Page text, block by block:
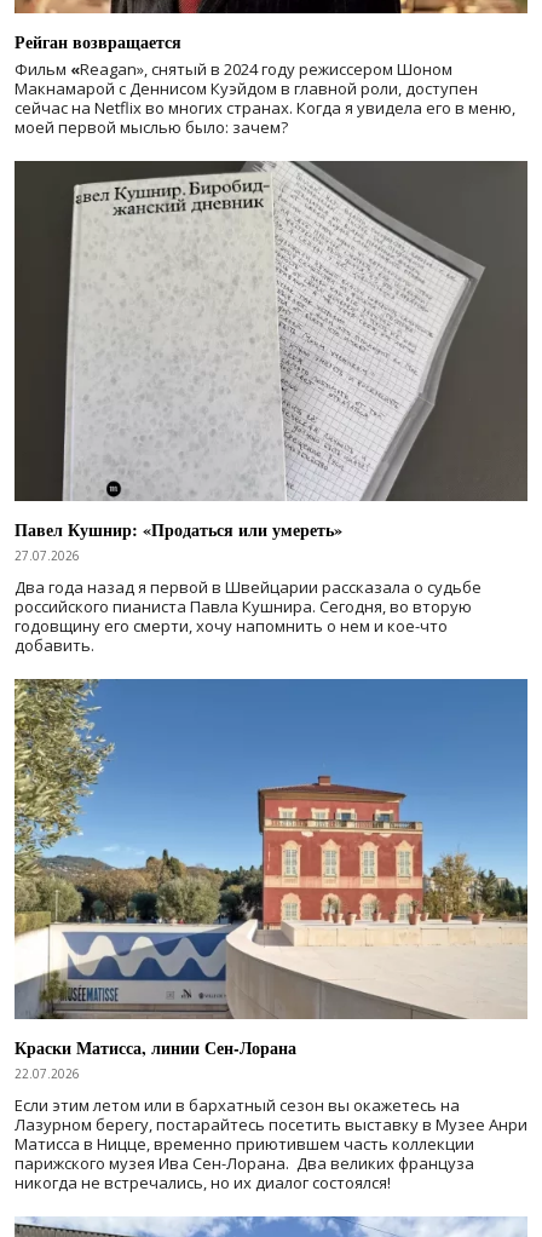
Рейган возвращается
Фильм «Reagan», снятый в 2024 годурежиссером Шоном
Макнамарой с Деннисом Куэйдом в главной роли, доступен
сейчас на Netflix во многих странах. Когда я увидела его в меню,
моей первой мыслью было: зачем?
Павел Кушнир: «Продаться или умереть»
27.07.2026
Два года назад я первой в Швейцарии рассказала о судьбе
российского пианиста Павла Кушнира. Сегодня, во вторую
годовщину его смерти, хочу напомнить о нем и кое-что
добавить.
Краски Матисса, линии Сен-Лорана
22.07.2026
Если этим летом или в бархатный сезон вы окажетесь на
Лазурном берегу, постарайтесь посетить выставку в Музее Анри
Матисса в Ницце, временно приютившем часть коллекции
парижского музея Ива Сен-Лорана. Два великих француза
никогда не встречались, но их диалог состоялся!